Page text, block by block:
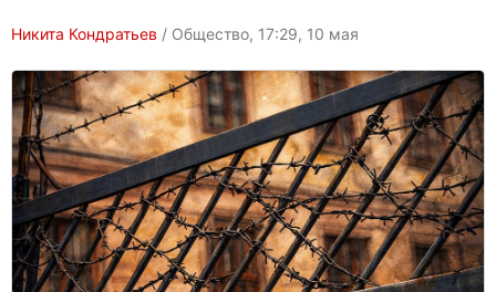
Никита Кондратьев / Общество, 17:29, 10 мая